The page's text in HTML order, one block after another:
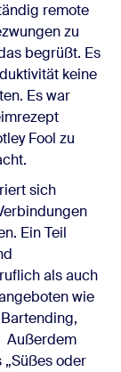
remote
zu
begrüßt. Es
keine
Es war
Fool zu
sich
Ein Teil
als auch
wie
Außerdem
oder